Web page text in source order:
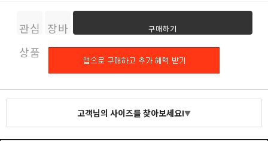
관심
상품
장바
구니
구매하기
고객님의 사이즈를 찾아보세요!▼